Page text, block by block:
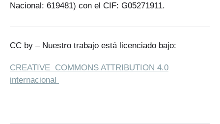
Nacional: 619481) con el CIF: G05271911.
CC by – Nuestro trabajo está licenciado bajo:
CREATIVE COMMONS ATTRIBUTION 4.0
internacional